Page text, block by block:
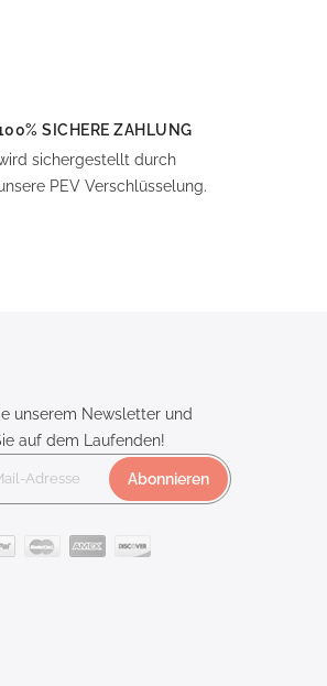
SICHERE ZAHLUNG
sichergestellt durch
PEV Verschlüsselung.
unserem Newsletter und
auf dem Laufenden!
Abonnieren